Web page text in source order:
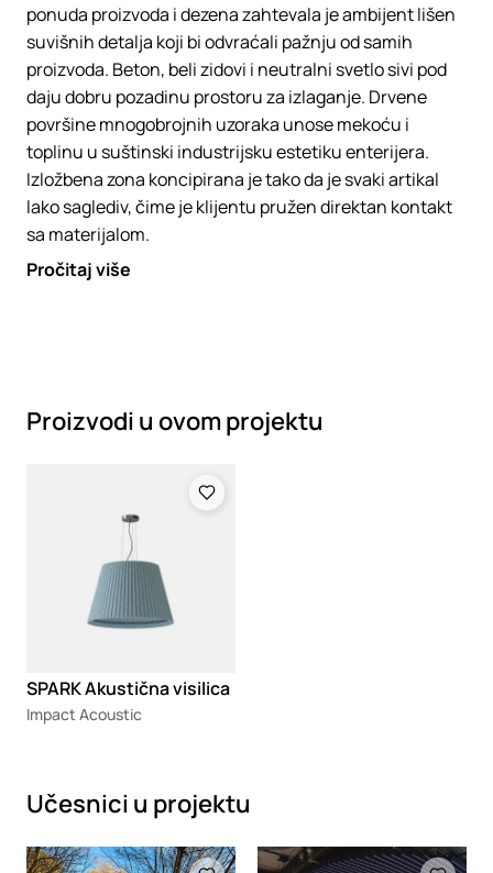
ponuda proizvoda i dezena zahtevala je ambijent lišen
suvišnih detalja koji bi odvraćali pažnju od samih
proizvoda. Beton, beli zidovi i neutralni svetlo sivi pod
daju dobru pozadinu prostoru za izlaganje. Drvene
površine mnogobrojnih uzoraka unose mekoću i
toplinu u suštinski industrijsku estetiku enterijera.
Izložbena zona koncipirana je tako da je svaki artikal
lako saglediv, čime je klijentu pružen direktan kontakt
sa materijalom.
Pročitaj više
Proizvodi u ovom projektu
SPARK Akustična visilica
Impact Acoustic
Učesnici u projektu
Loading Loading